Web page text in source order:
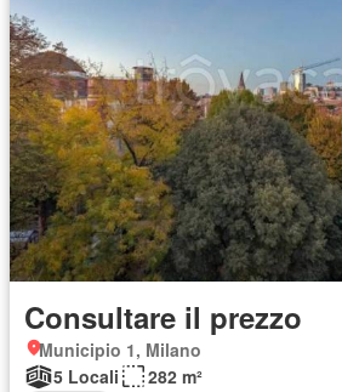
Consultare il prezzo
Municipio 1, Milano
5 Locali
282 m²